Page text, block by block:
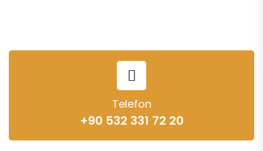
Telefon
+90 532 331 72 20